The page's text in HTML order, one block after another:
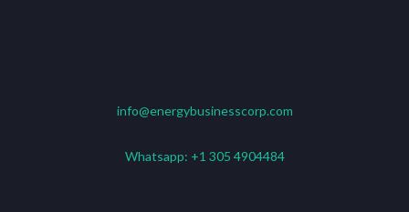
info@energybusinesscorp.com
Whatsapp: +1 305 4904484